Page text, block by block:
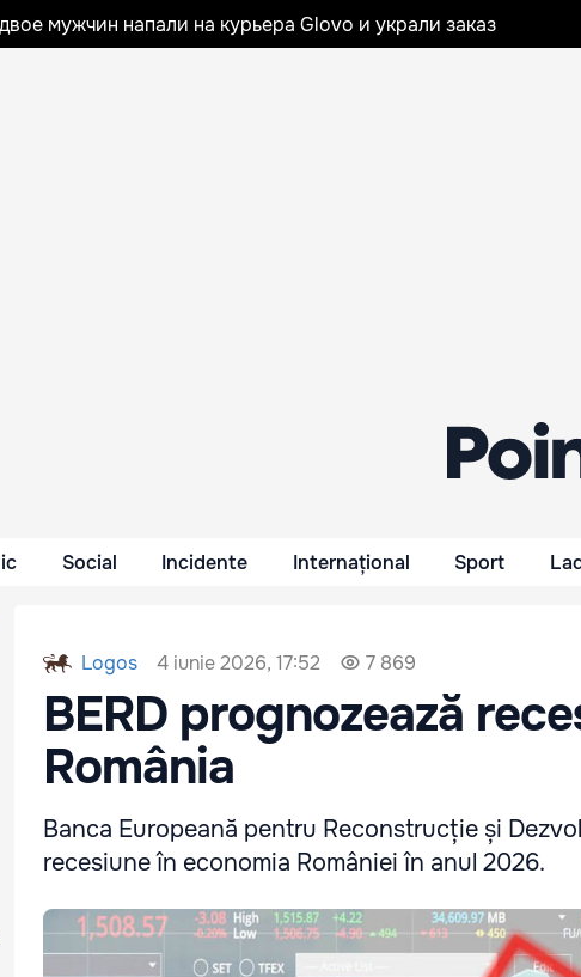
мужчин напали на курьера Glovo и украли заказ
Social Incidente Internațional Sport
Logos 4 iunie 2026, 17:52 7 869
BERD prognozează
România
Banca Europeană pentru Reconstrucție și
recesiune în economia României în anul 2026.